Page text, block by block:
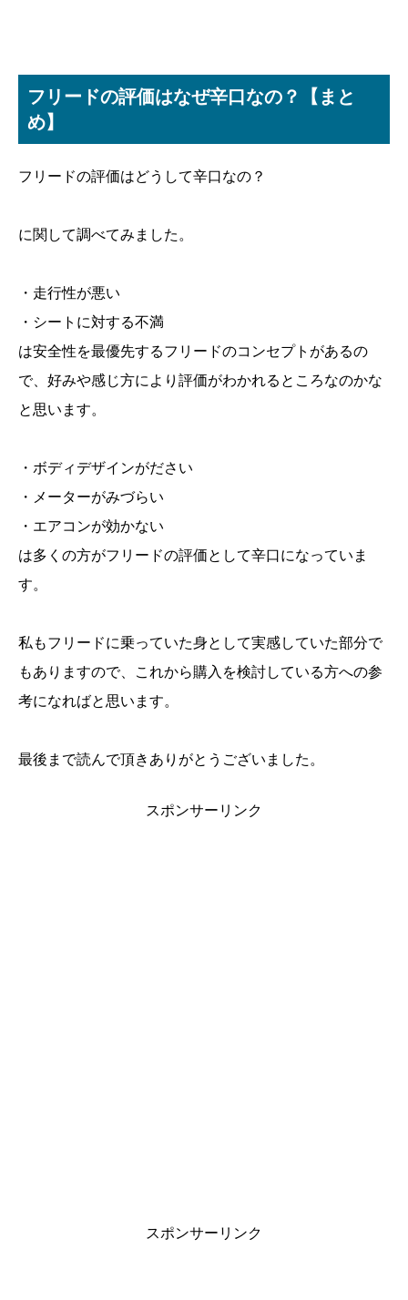
フリードの評価はなぜ辛口なの？【まと
め】
フリードの評価はどうして辛口なの？
に関して調べてみました。
・走行性が悪い
・シートに対する不満
は安全性を最優先するフリードのコンセプトがあるの
で、好みや感じ方により評価がわかれるところなのかな
と思います。
・ボディデザインがださい
・メーターがみづらい
・エアコンが効かない
は多くの方がフリードの評価として辛口になっていま
す。
私もフリードに乗っていた身として実感していた部分で
もありますので、これから購入を検討している方への参
考になればと思います。
最後まで読んで頂きありがとうございました。
スポンサーリンク
スポンサーリンク